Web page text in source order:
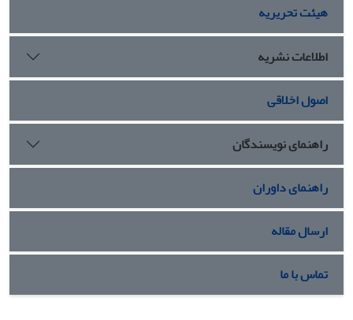
هیئت تحریریه
اطلاعات نشریه
اصول اخلاقی
راهنمای نویسندگان
راهنمای داوران
ارسال مقاله
تماس با ما